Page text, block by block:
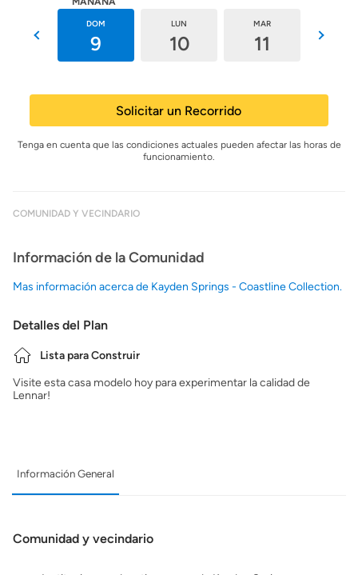
DOM
9
LUN
10
MAR
11
Solicitar un Recorrido
Tenga en cuenta que las condiciones actuales pueden afectar las horas de
funcionamiento.
COMUNIDAD Y VECINDARIO
Información de la Comunidad
Mas información acerca de Kayden Springs - Coastline Collection.
Detalles del Plan
Lista para Construir
Visite esta casa modelo hoy para experimentar la calidad de
Lennar!
Información General
Comunidad y vecindario